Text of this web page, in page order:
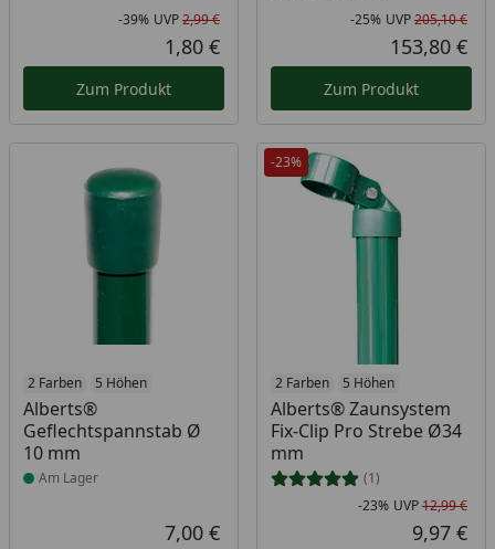
Rabatt in Prozent
-39%
Ursprünglicher Preis
UVP2,99 €
Aktueller Preis
1,80 €
Zum Produkt
-25% UVP205,10 €
153,80 €
Zum Produkt
2 Farben 5 Höhen
Alberts®
Geflechtspannstab Ø
10 mm
Produkt am Lager
Am Lager
7,00 €
-23%
2 Farben 5 Höhen
Alberts® Zaunsystem
Fix-Clip Pro Strebe Ø34
mm
(1)
-23% UVP12,99 €
9,97 €